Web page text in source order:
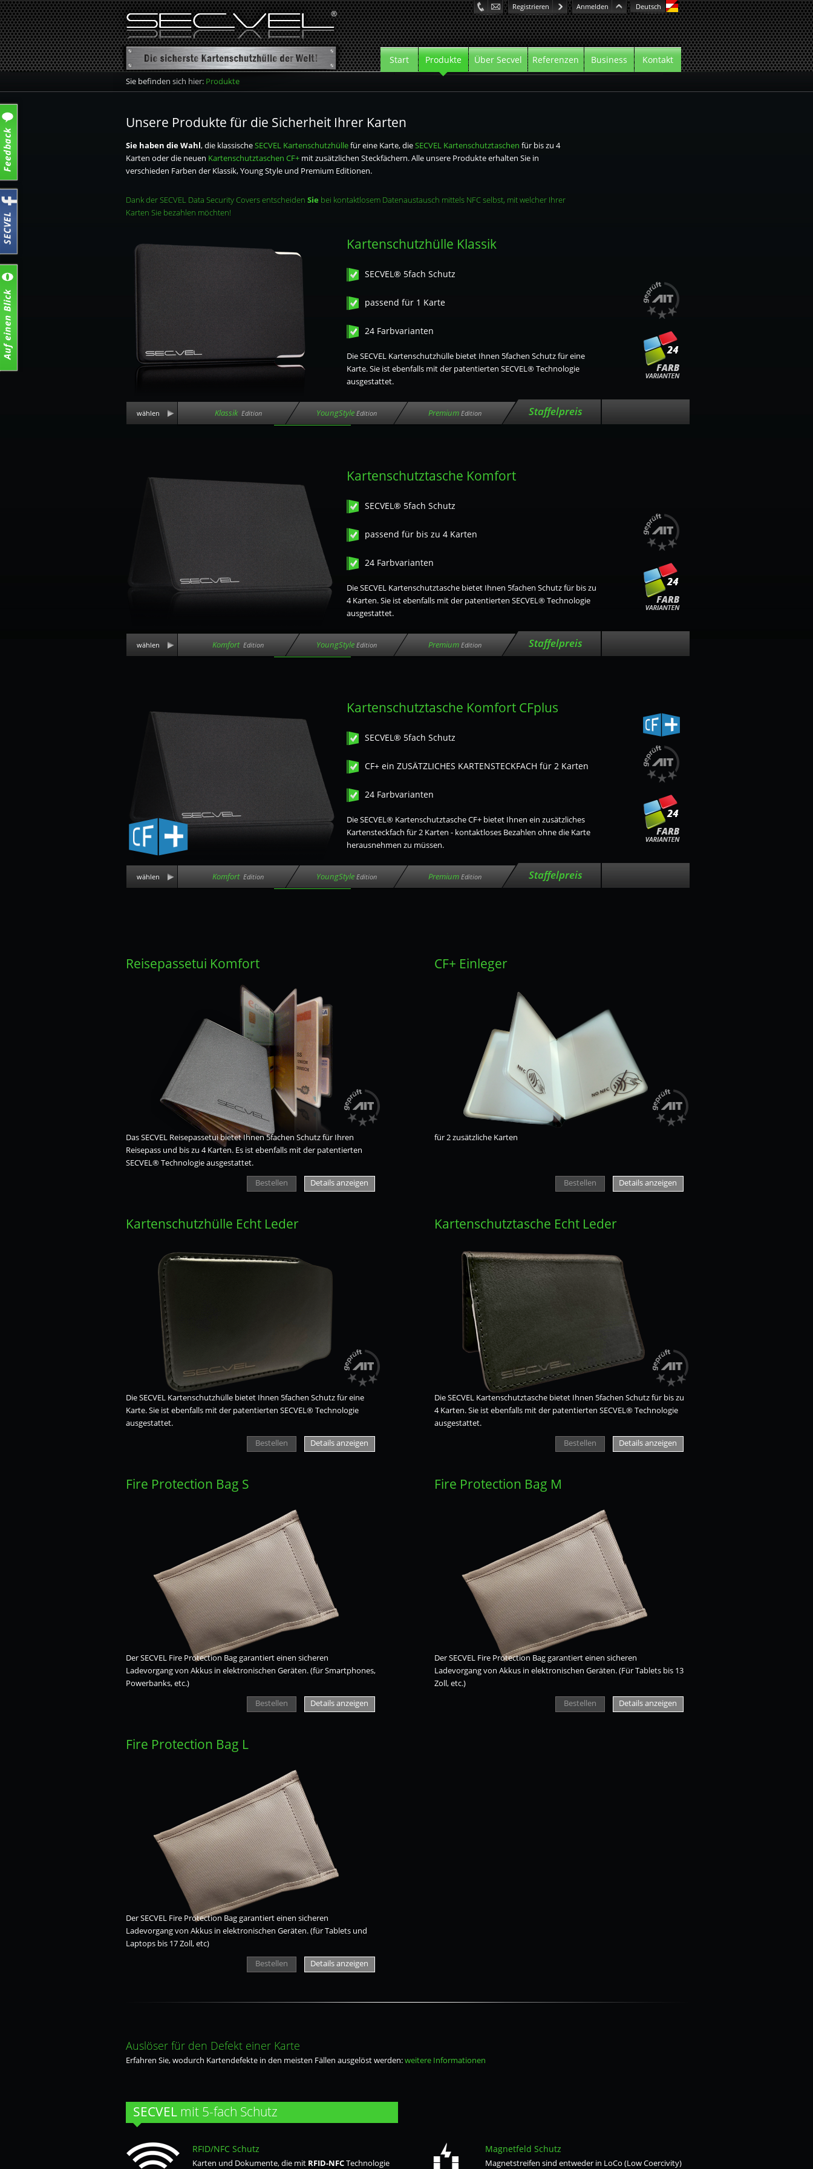
Start Produkte Über Secvel Referenzen Business Kontakt
Übersicht
Kartenschutztasche CF+
Registrieren Anmelden Deutsch
Sie befinden sich hier: Produkte
Unsere Produkte für die Sicherheit Ihrer Karten
Sie haben die Wahl, die klassischeSECVEL Kartenschutzhüllefür eine Karte, dieSECVEL Kartenschutztaschen für bis zu 4
Karten oder die neuen Kartenschutztaschen CF+mit zusätzlichen Steckfächern. Alle unsere Produkte erhalten Sie in
verschieden Farben der Klassik, Young Style und Premium Editionen.
Dank der SECVEL Data Security Covers entscheiden Sie bei kontaktlosem Datenaustausch mittels NFC selbst, mit welcher Ihrer
Karten Sie bezahlen möchten!
Kartenschutzhülle Klassik
SECVEL® 5fach Schutz
passend für 1 Karte
24 Farbvarianten
Die SECVEL Kartenschutzhülle bietet Ihnen 5fachen Schutz für eine
Karte. Sie ist ebenfalls mit der patentierten SECVEL® Technologie
ausgestattet.
wählen Klassik Edition YoungStyle Edition Premium Edition Staffelpreis
Kartenschutztasche Komfort
SECVEL® 5fach Schutz
passend für bis zu 4 Karten
24 Farbvarianten
Die SECVEL Kartenschutztasche bietet Ihnen 5fachen Schutz für bis zu
4 Karten. Sie ist ebenfalls mit der patentierten SECVEL® Technologie
ausgestattet.
wählen Komfort Edition YoungStyle Edition Premium Edition Staffelpreis
Kartenschutztasche Komfort CFplus
SECVEL® 5fach Schutz
CF+ ein ZUSÄTZLICHES KARTENSTECKFACH für 2 Karten
24 Farbvarianten
Die SECVEL® Kartenschutztasche CF+ bietet Ihnen ein zusätzliches
Kartensteckfach für 2 Karten - kontaktloses Bezahlen ohne die Karte
herausnehmen zu müssen.
wählen Komfort Edition YoungStyle Edition Premium Edition Staffelpreis
Reisepassetui Komfort
Das SECVEL Reisepassetui bietet Ihnen 5fachen Schutz für Ihren
Reisepass und bis zu 4 Karten. Es ist ebenfalls mit der patentierten
SECVEL® Technologie ausgestattet.
Bestellen
Details anzeigen
CF+ Einleger
für 2 zusätzliche Karten
Bestellen Details anzeigen
Kartenschutzhülle Echt Leder
Die SECVEL Kartenschutzhülle bietet Ihnen 5fachen Schutz für eine
Karte. Sie ist ebenfalls mit der patentierten SECVEL® Technologie
ausgestattet.
Bestellen
Details anzeigen
Kartenschutztasche Echt Leder
Die SECVEL Kartenschutztasche bietet Ihnen 5fachen Schutz für bis zu
4 Karten. Sie ist ebenfalls mit der patentierten SECVEL® Technologie
ausgestattet.
Bestellen
Details anzeigen
Fire Protection Bag S
Der SECVEL Fire Protection Bag garantiert einen sicheren
Ladevorgang von Akkus in elektronischen Geräten. (für Smartphones,
Powerbanks, etc.)
Bestellen
Details anzeigen
Fire Protection Bag M
Der SECVEL Fire Protection Bag garantiert einen sicheren
Ladevorgang von Akkus in elektronischen Geräten. (Für Tablets bis 13
Zoll, etc.)
Bestellen
Details anzeigen
Fire Protection Bag L
Der SECVEL Fire Protection Bag garantiert einen sicheren
Ladevorgang von Akkus in elektronischen Geräten. (für Tablets und
Laptops bis 17 Zoll, etc)
Bestellen
Details anzeigen
Auslöser für den Defekt einer Karte
Erfahren Sie, wodurch Kartendefekte in den meisten Fällen ausgelöst werden:weitere Informationen
SECVELmit 5-fach Schutz
RFID/NFC Schutz
Karten und Dokumente, die mit RFID-NFCTechnologie
Magnetfeld Schutz
Magnetstreifen sind entweder in LoCo (Low Coercivity)